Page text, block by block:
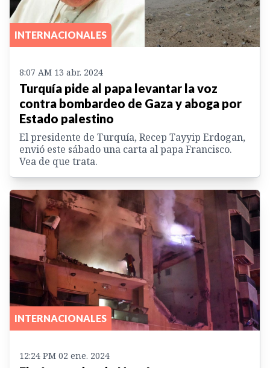
INTERNACIONALES
8:07 AM 13 abr. 2024
Turquía pide al papa levantar la voz
contra bombardeo de Gaza y aboga por
Estado palestino
El presidente de Turquía, Recep Tayyip Erdogan,
envió este sábado una carta al papa Francisco.
Vea de que trata.
INTERNACIONALES
12:24 PM 02 ene. 2024